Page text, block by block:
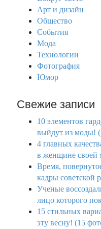
Арт и дизайн
Общество
События
Мода
Технологии
Фотография
Юмор
Свежие записи
10 элементов
выйдут из моды!
4 главных
в женщине своей
Время,
кадры советской
Ученые
лицо которого
15 стильных
эту весну! (15